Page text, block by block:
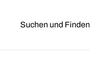
Suchen und Finden